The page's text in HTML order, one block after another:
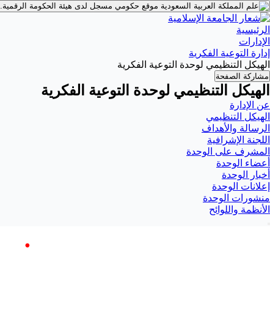
موقع حكومي مسجل لدى هيئة الحكومة الرقمية.
الرئيسية
الإدارات
إدارة التوعية الفكرية
الهيكل التنظيمي لوحدة التوعية الفكرية
مشاركة الصفحة
الهيكل التنظيمي لوحدة التوعية الفكرية
عن الإدارة
الهيكل التنظيمي
الرسالة والأهداف
اللجنة الإشرافية
المشرف على الوحدة
أعضاء الوحدة
أخبار الوحدة
إعلانات الوحدة
منشورات الوحدة
الأنظمة واللوائح